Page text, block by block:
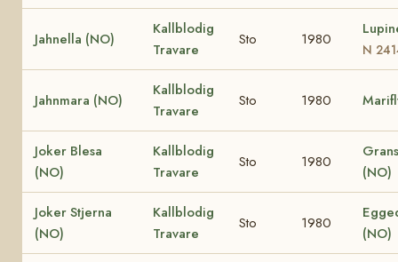
Jahnella (NO)
Kallblodig
Travare
Sto 1980
N
Jahnmara (NO)
Kallblodig
Travare
Sto 1980
Joker Blesa
(NO)
Kallblodig
Travare
Sto 1980
(NO)
Joker Stjerna
(NO)
Kallblodig
Travare
Sto 1980
(NO)